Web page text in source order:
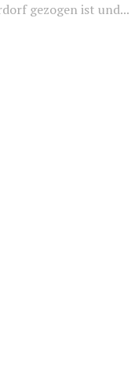
gezogen ist und...